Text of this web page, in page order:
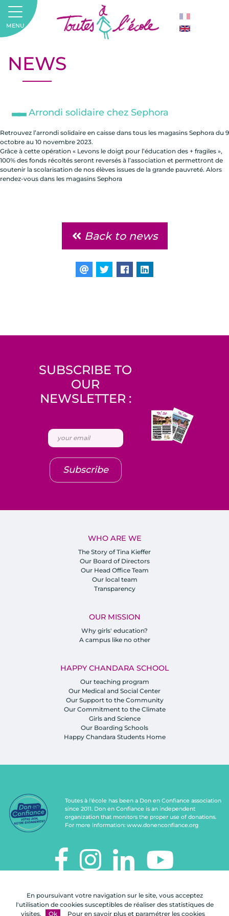
En poursuivant votre navigation sur le site, vous acceptez
l'utilisation de cookies susceptibles de réaliser des statistiques de
visites.
Ok Pour en savoir plus et paramétrer les cookies
NEWS
Arrondi solidaire chez Sephora
Retrouvez l’arrondi solidaire en caisse dans tous les magasins Sephora du 9
octobre au 10 novembre 2023.
Grâce à cette opération « Levons le doigt pour l’éducation des + fragiles »,
100% des fonds récoltés seront reversés à l’association et permettront de
soutenir la scolarisation de nos élèves issues de la grande pauvreté. Alors
rendez-vous dans les magasins Sephora
Back to news
WHO ARE WE
The Story of Tina Kieffer
Our Board of Directors
Our Head Office Team
Our local team
Transparency
OUR MISSION
Why girls' education?
A campus like no other
HAPPY CHANDARA SCHOOL
Our teaching program
Our Medical and Social Center
Our Support to the Community
Our Commitment to the Climate
Girls and Science
Our Boarding Schools
Happy Chandara Students Home
SUBSCRIBE TO
OUR
NEWSLETTER :
Subscribe
Toutes à l'école has been a Don en Confiance association
since 2011. Don en Confiance is an independent
organization that monitors the proper use of donations.
For more information: www.donenconfiance.org
112, rue de Paris
92100 Boulogne-Billancourt
MENU